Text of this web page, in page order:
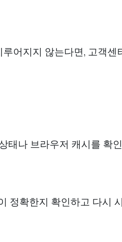
어지지 않는다면, 고객센
태나 브라우저 캐시를 확
정확한지 확인하고 다시